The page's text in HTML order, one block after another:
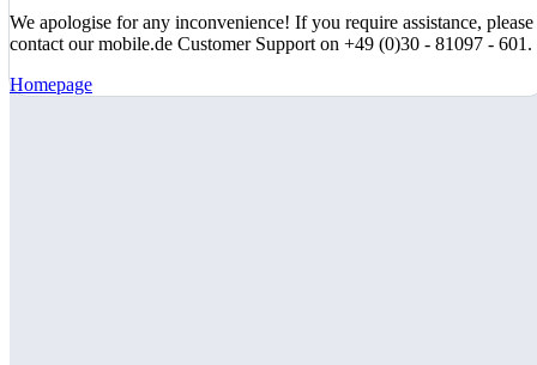
We apologise for any inconvenience! If you require assistance, please
contact our mobile.de Customer Support on +49 (0)30 - 81097 - 601.
Homepage